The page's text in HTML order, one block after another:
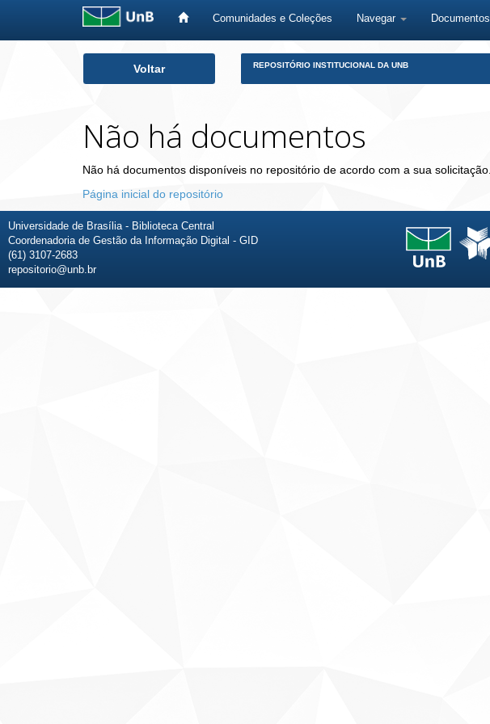
Comunidades e Coleções Navegar Documentos
Voltar REPOSITÓRIO INSTITUCIONAL DA UNB
Não há documentos
Não há documentos disponíveis no repositório de acordo com a sua solicitação.
Página inicial do repositório
Universidade de Brasília - Biblioteca Central
Coordenadoria de Gestão da Informação Digital - GID
(61) 3107-2683
repositorio@unb.br